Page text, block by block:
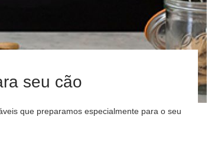
seu cão
que preparamos especialmente para o seu